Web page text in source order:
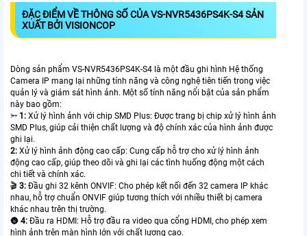
ĐẶC ĐIỂM VỀ THÔNG SỐ CỦA VS-NVR5436PS4K-S4 SẢN
XUẤT BỞI VISIONCOP
Dòng sản phẩm VS-NVR5436PS4K-S4 là một đầu ghi hình Hệ thống
Camera IP mang lại những tính năng và công nghệ tiên tiến trong việc
quản lý và giám sát hình ảnh. Một số tính năng nổi bật của sản phẩm
này bao gồm:
⭃ 1: Xử lý hình ảnh với chip SMD Plus: Được trang bị chip xử lý hình ảnh
SMD Plus, giúp cải thiện chất lượng và độ chính xác của hình ảnh được
ghi lại.
2: Xử lý hình ảnh động cao cấp: Cung cấp hỗ trợ cho xử lý hình ảnh
động cao cấp, giúp theo dõi và ghi lại các tình huống động một cách
chi tiết và chính xác.
🎬 3: Đầu ghi 32 kênh ONVIF: Cho phép kết nối đến 32 camera IP khác
nhau, hỗ trợ chuẩn ONVIF giúp tương thích với nhiều thiết bị camera
khác nhau trên thị trường.
🌚 4: Đầu ra HDMI: Hỗ trợ đầu ra video qua cổng HDMI, cho phép xem
hình ảnh trên màn hình lớn với chất lượng cao.